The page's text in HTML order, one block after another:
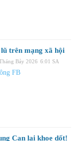
trên mạng xã hội
Bảy 2026 6:01 SA
FB
Can lại khoe dốt!